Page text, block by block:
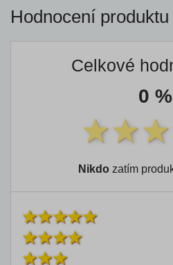
Hodnocení produktu
Celkové
0 %
Nikdo zatím